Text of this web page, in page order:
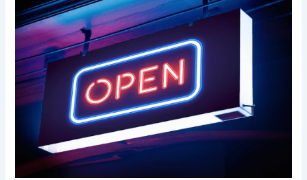
Neon
Box,
Jasa
Desain
Banner
Dan